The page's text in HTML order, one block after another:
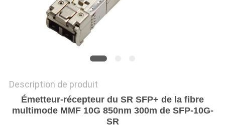
DEMANDEZ
UN DEVIS
SITE
Description de produit
Émetteur-récepteur du SR SFP+ de la fibre
multimode MMF 10G 850nm 300m de SFP-10G-
SR